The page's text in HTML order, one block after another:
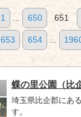
1 ... 650 651
653 654 ...
蝶の里公園（比
埼玉県比企郡にあ
す。